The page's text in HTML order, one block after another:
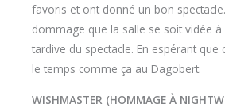
favoris et ont donné un bon
dommage que la salle se soit vidée à
tardive du spectacle. En espérant
le temps comme ça au Dagobert.
WISHMASTER (HOMMAGE À